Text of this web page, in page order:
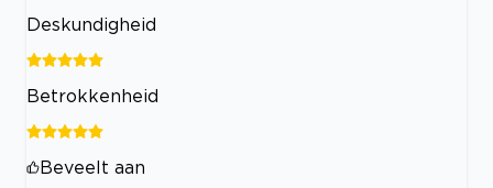
Deskundigheid
Betrokkenheid
Beveelt aan